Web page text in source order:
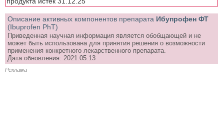
Описание активных компонентов препарата Ибупрофен ФТ
(Ibuprofen PhT)
Приведенная научная информация является обобщающей и не
может быть использована для принятия решения о возможности
применения конкретного лекарственного препарата.
Дата обновления: 2021.05.13
Реклама